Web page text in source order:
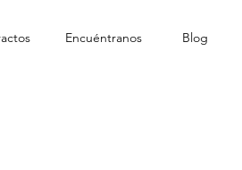
Encuéntranos Blog